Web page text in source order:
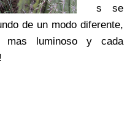
s se
de un modo diferente,
mas luminoso y cada